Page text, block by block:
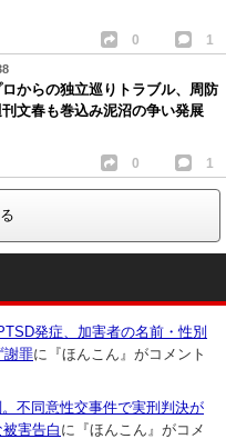
0 1
からの独立巡りトラブル、周防
文春も巻込み泥沼の争い発展
0 1
発症、加害者の名前・性別
謝罪に『ほんこん』がコメント
不同意性交事件で実刑判決が
害告白 に『ほんこん』がコメ